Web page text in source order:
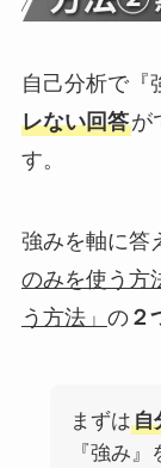
自己分析で『
レない回答が
す。
強みを軸に答
のみを使う方
う方法」 の２
まずは自
『強み